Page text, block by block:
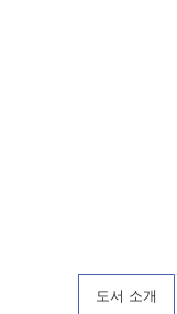
도서 소개